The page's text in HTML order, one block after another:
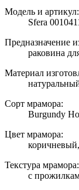
Модель и артикул:
Sfera
Предназначение
раковина
Материал
Сорт мрамора:
Burgundy
Цвет мрамора:
Текстура мрамора:
с